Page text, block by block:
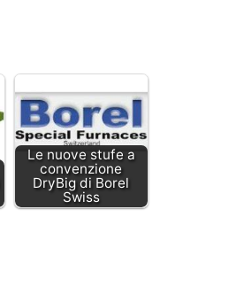
Le nuove stufe a
convenzione
DryBig di Borel
Swiss